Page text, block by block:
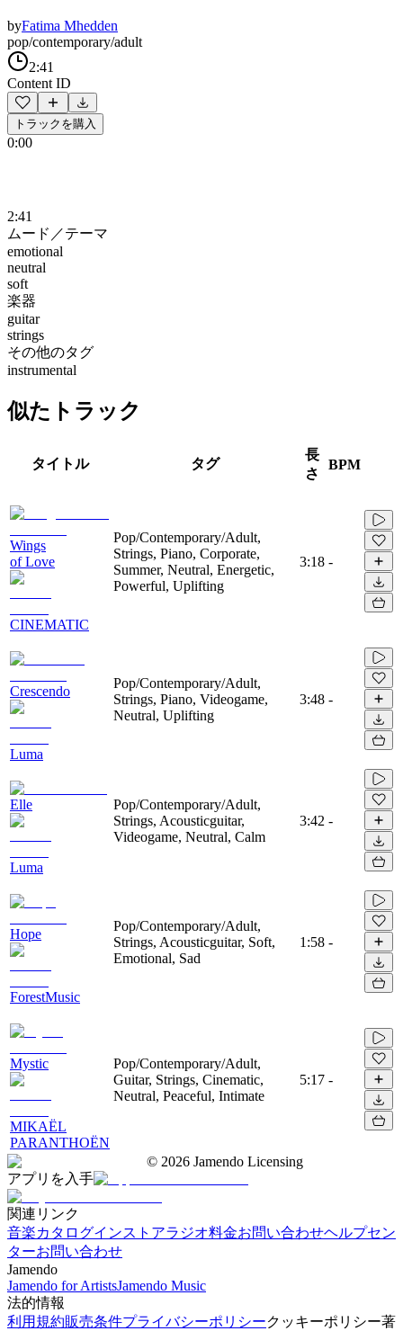
byFatima Mhedden
pop/contemporary/adult
2:41
Content ID
トラックを購入
0:00
2:41
ムード／テーマ
emotional
neutral
soft
楽器
guitar
strings
その他のタグ
instrumental
似たトラック
タイトル タグ
長
さ
BPM
Wings
of Love
CINEMATIC
Pop/Contemporary/Adult,
Strings, Piano, Corporate,
Summer, Neutral, Energetic,
Powerful, Uplifting
3:18 -
Crescendo
Luma
Pop/Contemporary/Adult,
Strings, Piano, Videogame,
Neutral, Uplifting
3:48 -
Elle
Luma
Pop/Contemporary/Adult,
Strings, Acousticguitar,
Videogame, Neutral, Calm
3:42 -
Hope
ForestMusic
Pop/Contemporary/Adult,
Strings, Acousticguitar, Soft,
Emotional, Sad
1:58 -
Mystic
MIKAËL
PARANTHOËN
Pop/Contemporary/Adult,
Guitar, Strings, Cinematic,
Neutral, Peaceful, Intimate
5:17 -
© 2026 Jamendo Licensing
アプリを入手
関連リンク
音楽カタログインストアラジオ料金お問い合わせヘルプセン
ターお問い合わせ
Jamendo
Jamendo for ArtistsJamendo Music
法的情報
利用規約販売条件プライバシーポリシークッキーポリシー著